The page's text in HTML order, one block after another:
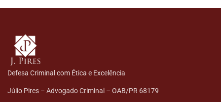
Defesa Criminal com Ética e Excelência
Júlio Pires – Advogado Criminal – OAB/PR 68179